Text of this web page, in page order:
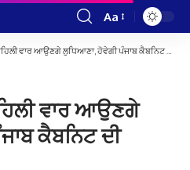
Font
Resizer
Aa
ਵਾਰ ਆਉਣਗੇ ਲੁਧਿਆਣਾ, ਹੋਵੇਗੀ ਪੰਜਾਬ ਕੈਬਨਿਟ ਦੀ ਅਹਿਮ ਮੀਟਿੰਗ
ਵਾਰ ਆਉਣਗੇ
ਕੈਬਨਿਟ ਦੀ